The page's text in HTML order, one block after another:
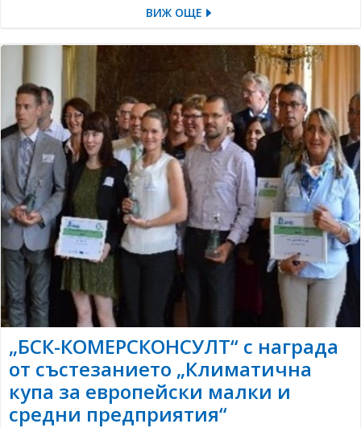
ВИЖ ОЩЕ
„БСК-КОМЕРСКОНСУЛТ“ с награда
от състезанието „Климатична
купа за европейски малки и
средни предприятия“